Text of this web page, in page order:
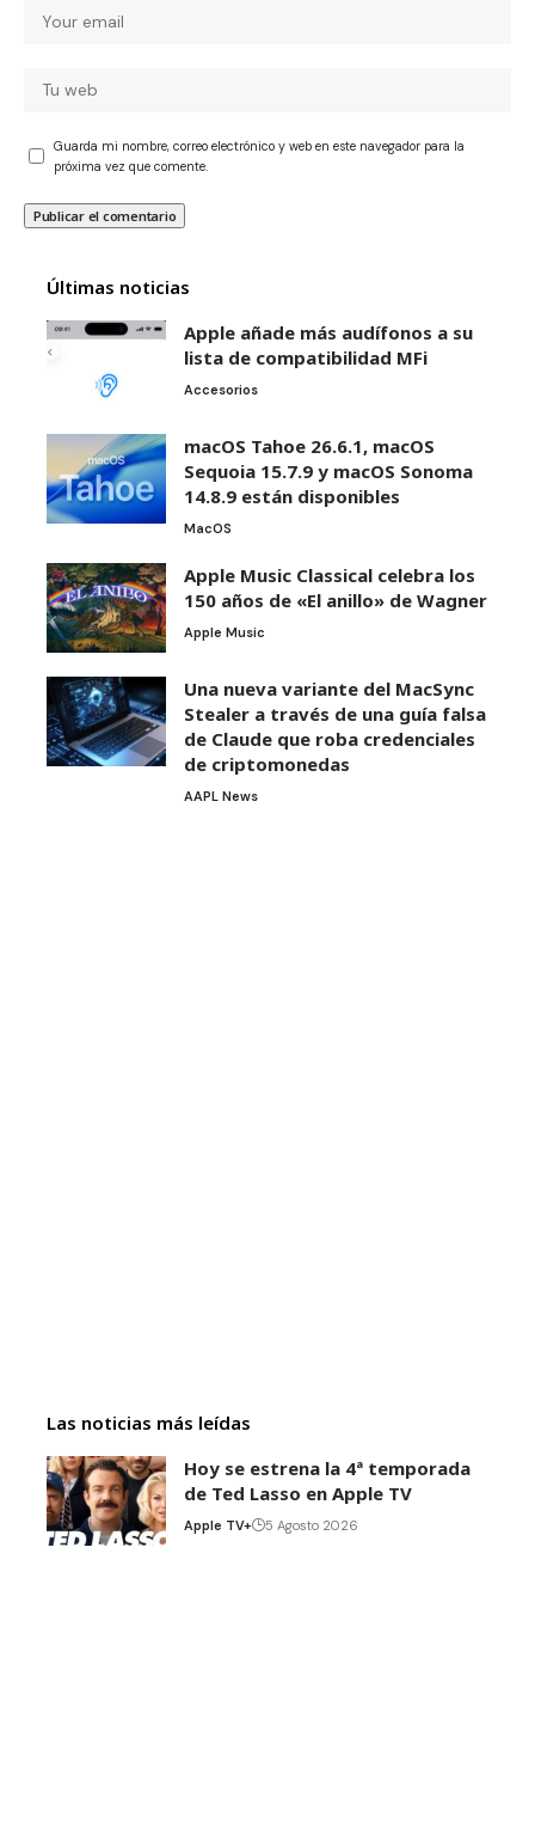
Guarda mi nombre, correo electrónico y web en este navegador para la
próxima vez que comente.
Últimas noticias
Apple añade más audífonos a su
lista de compatibilidad MFi
Accesorios
macOS Tahoe 26.6.1, macOS
Sequoia 15.7.9 y macOS Sonoma
14.8.9 están disponibles
MacOS
Apple Music Classical celebra los
150 años de «El anillo» de Wagner
Apple Music
Una nueva variante del MacSync
Stealer a través de una guía falsa
de Claude que roba credenciales
de criptomonedas
AAPL News
Las noticias más leídas
Hoy se estrena la 4ª temporada
de Ted Lasso en Apple TV
Apple TV+ 5 Agosto 2026